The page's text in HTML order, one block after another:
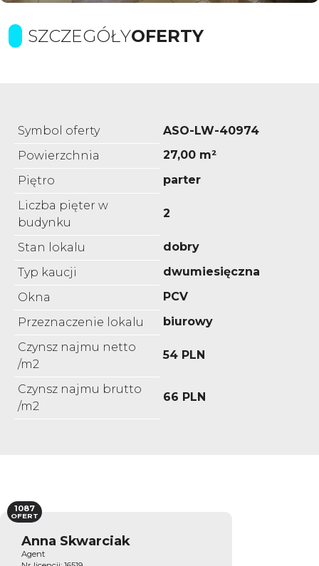
SZCZEGÓŁYOFERTY
Symbol oferty
ASO-LW-40974
Powierzchnia
27,00 m²
Piętro
parter
Liczba pięter w
budynku
2
Stan lokalu
dobry
Typ kaucji
dwumiesięczna
Okna
PCV
Przeznaczenie lokalu
biurowy
Czynsz najmu netto
/m2
54 PLN
Czynsz najmu brutto
/m2
66 PLN
Anna Skwarciak
Agent
1087
OFERT